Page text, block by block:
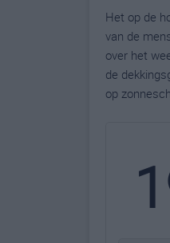
Het op de
van de
over het
de
op